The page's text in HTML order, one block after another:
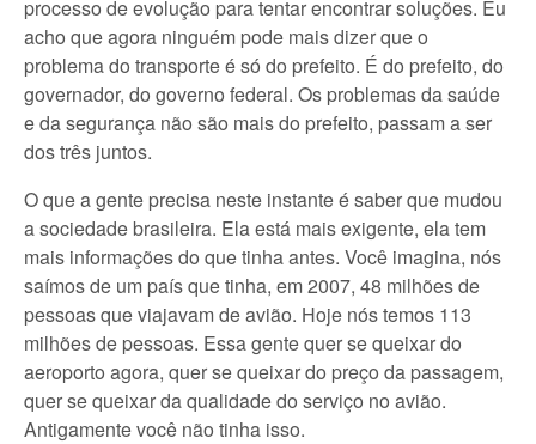
processo de evolução para tentar encontrar soluções. Eu
acho que agora ninguém pode mais dizer que o
problema do transporte é só do prefeito. É do prefeito, do
governador, do governo federal. Os problemas da saúde
e da segurança não são mais do prefeito, passam a ser
dos três juntos.
O que a gente precisa neste instante é saber que mudou
a sociedade brasileira. Ela está mais exigente, ela tem
mais informações do que tinha antes. Você imagina, nós
saímos de um país que tinha, em 2007, 48 milhões de
pessoas que viajavam de avião. Hoje nós temos 113
milhões de pessoas. Essa gente quer se queixar do
aeroporto agora, quer se queixar do preço da passagem,
quer se queixar da qualidade do serviço no avião.
Antigamente você não tinha isso.